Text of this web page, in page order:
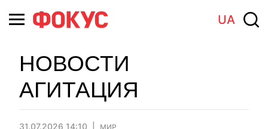
UA
НОВОСТИ
АГИТАЦИЯ
31.07.2026 14:10 МИР